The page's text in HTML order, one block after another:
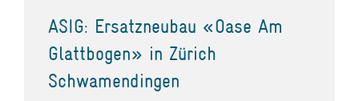
ASIG: Ersatzneubau «Oase Am
Glattbogen» in Zürich
Schwamendingen